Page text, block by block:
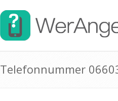
Telefonnummer